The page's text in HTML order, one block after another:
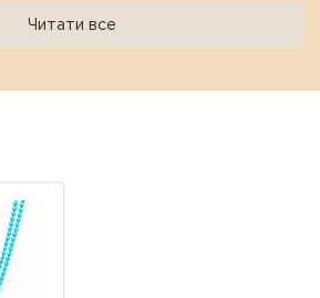
Читати все